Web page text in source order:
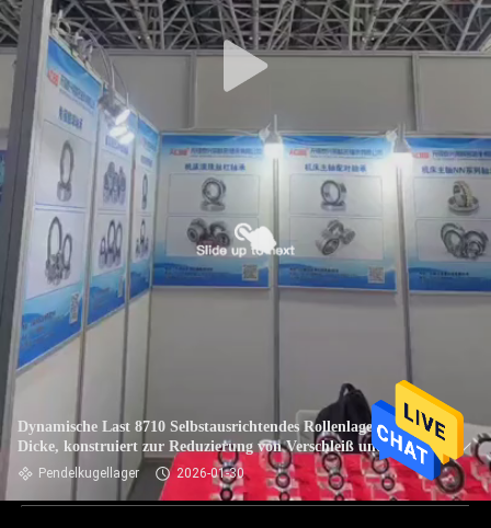
Dynamische Last 8710 Selbstausrichtendes Rollenlager mit 12
Dicke, konstruiert zur Reduzierung von Verschleiß und
Verlängerung der Lebensdauer von Anlagen
Pendelkugellager 2026-01-30